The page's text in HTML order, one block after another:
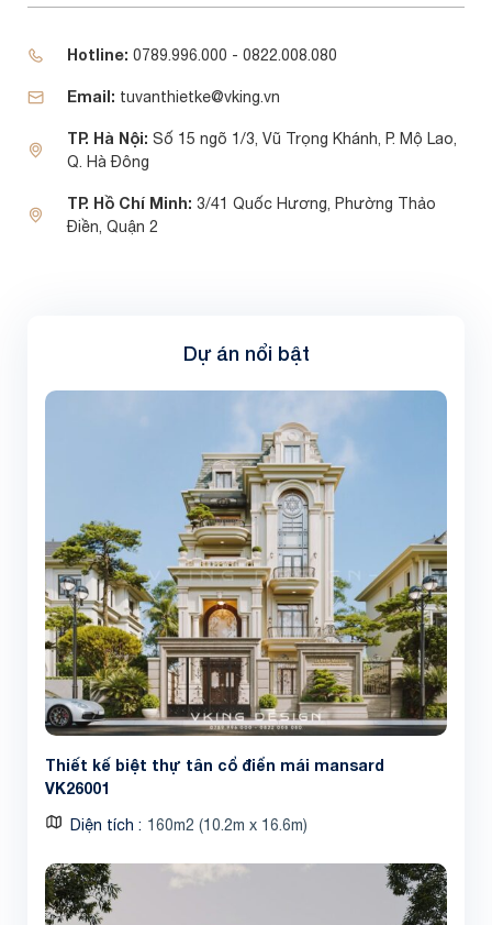
Hotline: 0789.996.000 - 0822.008.080
Email: tuvanthietke@vking.vn
TP. Hà Nội: Số 15 ngõ 1/3, Vũ Trọng Khánh, P. Mộ Lao,
Q. Hà Đông
TP. Hồ Chí Minh: 3/41 Quốc Hương, Phường Thảo
Điền, Quận 2
Dự án nổi bật
Thiết kế biệt thự tân cổ điển mái mansard
VK26001
Diện tích 160m2 (10.2m x 16.6m)